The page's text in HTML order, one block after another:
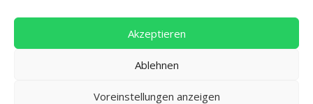
Akzeptieren
Ablehnen
Voreinstellungen anzeigen